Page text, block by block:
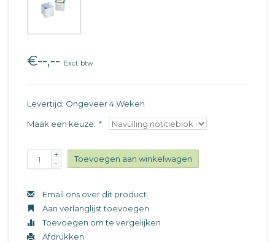
€--,-- Excl. btw
Levertijd: Ongeveer 4 Weken
Maak een keuze: *
+
-
Toevoegen aan winkelwagen
Email ons over dit product
Aan verlanglijst toevoegen
Toevoegen om te vergelijken
Afdrukken